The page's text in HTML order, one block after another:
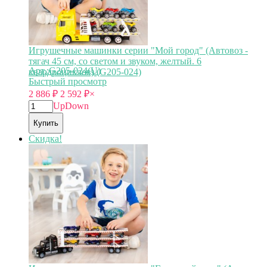
Игрушечные машинки серии "Мой город" (Автовоз -
тягач 45 см, со светом и звуком, желтый. 6
квардроциклов) (G205-024)
Арт.:G205-024(U)
Быстрый просмотр
2 886 ₽ 2 592 ₽×
UpDown
Купить
Скидка!